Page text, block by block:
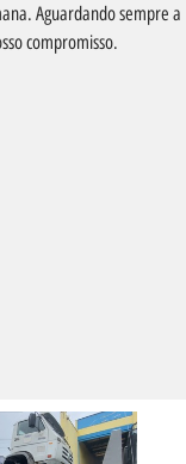
Aguardando sempre a
compromisso.